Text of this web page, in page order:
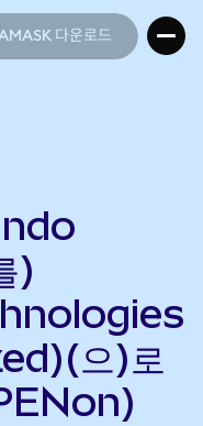
다운로드
)
으)로